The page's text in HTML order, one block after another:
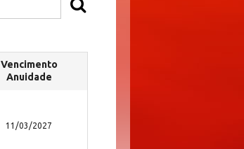
Vencimento
Anuidade
11/03/2027